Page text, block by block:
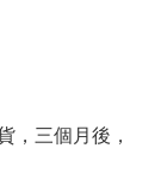
，三個月後，